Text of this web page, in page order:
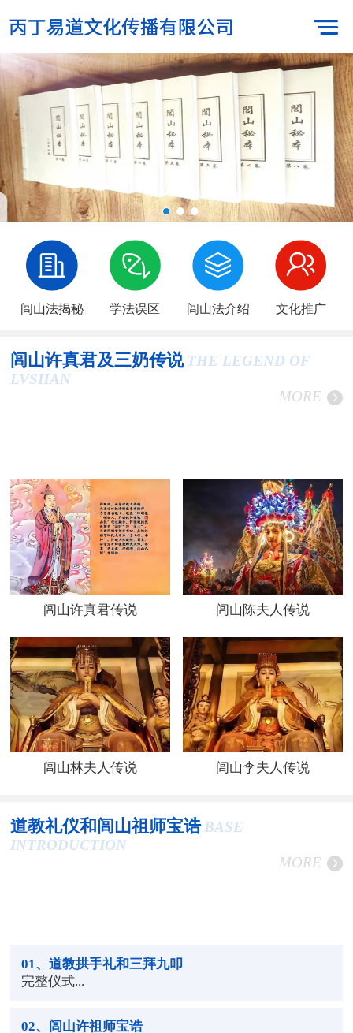
闾山法揭秘 学法误区 闾山法介绍 文化推广
闾山许真君及三奶传说 THE LEGEND OF
LVSHAN
MORE
闾山许真君传说 闾山陈夫人传说
闾山林夫人传说 闾山李夫人传说
道教礼仪和闾山祖师宝诰 BASE
INTRODUCTION
MORE
01 、道教拱手礼和三拜九叩
完整仪式...
02、闾山许祖师宝诰